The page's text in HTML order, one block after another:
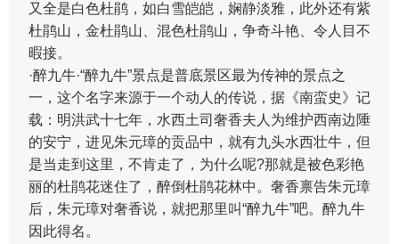
又全是白色杜鹃，如白雪皑皑，娴静淡雅，此外还有紫
杜鹃山，金杜鹃山、混色杜鹃山，争奇斗艳、令人目不
暇接。
·醉九牛·“醉九牛”景点是普底景区最为传神的景点之
一，这个名字来源于一个动人的传说，据《南蛮史》记
载：明洪武十七年，水西土司奢香夫人为维护西南边陲
的安宁，进见朱元璋的贡品中，就有九头水西壮牛，但
是当走到这里，不肯走了，为什么呢?那就是被色彩艳
丽的杜鹃花迷住了，醉倒杜鹃花林中。奢香禀告朱元璋
后，朱元璋对奢香说，就把那里叫“醉九牛”吧。醉九牛
因此得名。